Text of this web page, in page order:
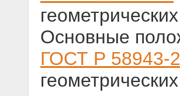
Основные
ГОСТ Р 58943-